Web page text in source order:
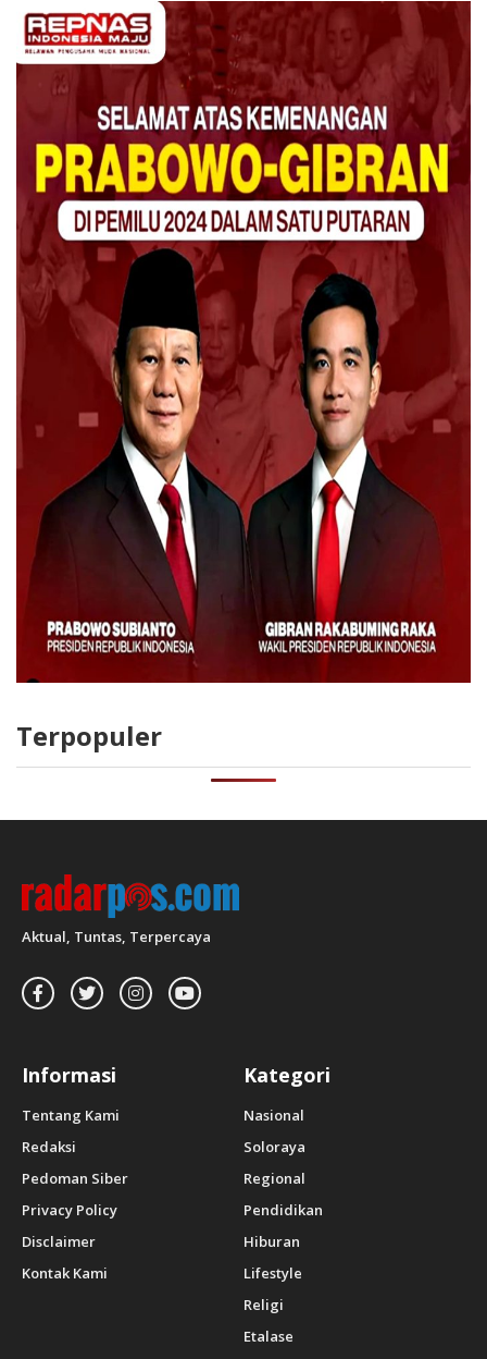
Terpopuler
Aktual, Tuntas, Terpercaya
Informasi
Tentang Kami
Redaksi
Pedoman Siber
Privacy Policy
Disclaimer
Kontak Kami
Kategori
Nasional
Soloraya
Regional
Pendidikan
Hiburan
Lifestyle
Religi
Etalase